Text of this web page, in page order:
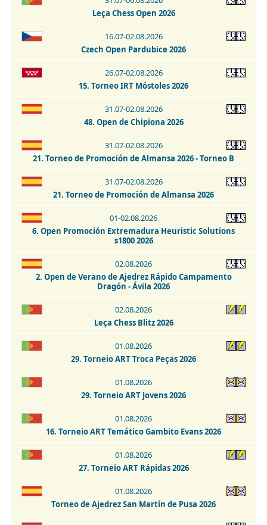
22.08.2026
Torneo de Promoción - Talavera de la Reina 2026
22.08.2026
Torneo La Puebla de Almoradiel 2026
22.08.2026
7. Torneo de Ajedrez Cardeñosa 2026
22-29.08.2026
Open Internacional de Ajedrez Clásico - San Cristobal de
La Laguna 2026
29.08.2026
13. Torneio Fatacil - Cidade De Lagoa - Memorial Armando
Lopes 2026
29-30.08.2026
Open Internacional de Ajedrez Activo - San Cristobal de La
Laguna 2026
30.08.2026
Torneo de Ajedrez Fiestas Virgen del Rosario Camarma de
Esteruelas 2026
30.08-06.09.2026
Escala Emporium Chess Open 2026
01-02.09.2026
2. IRT Sub-1800 Esphouses Hotel Playas de Guardamar 2026
01-06.09.2026
3. IRT Sub-2400 Esphouses Hotel Playas de Guardamar 2026
05.09.2026
6 Torneo Fiestas Patronales Navalcarnero 2026
05.09.2026
6. Torneo Fiestas Patronales Navalcarnero 2026 -
Categoría Infantil
05.09.2026
Torneo Super Blitz Chess Marathon Fiestas de Alcorcón
Leça Chess Open 2026
16.07-02.08.2026
Czech Open Pardubice 2026
26.07-02.08.2026
15. Torneo IRT Móstoles 2026
31.07-02.08.2026
48. Open de Chipiona 2026
31.07-02.08.2026
21. Torneo de Promoción de Almansa 2026 - Torneo B
31.07-02.08.2026
21. Torneo de Promoción de Almansa 2026
01-02.08.2026
6. Open Promoción Extremadura Heuristic Solutions
s1800 2026
02.08.2026
2. Open de Verano de Ajedrez Rápido Campamento
Dragón - Ávila 2026
02.08.2026
Leça Chess Blitz 2026
01.08.2026
29. Torneio ART Troca Peças 2026
01.08.2026
29. Torneio ART Jovens 2026
01.08.2026
16. Torneio ART Temático Gambito Evans 2026
01.08.2026
27. Torneio ART Rápidas 2026
01.08.2026
Torneo de Ajedrez San Martín de Pusa 2026